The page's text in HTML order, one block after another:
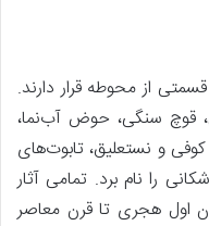
از محوطه قرار دارند.
قوچ سنگی، حوض آب‌نما،
و نستعلیق، تابوت‌های
را نام برد. تمامی آثار
اول هجری تا قرن معاصر